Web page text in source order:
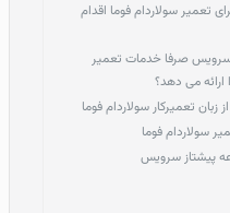
تعمیر سولاردام فوما اقدام
سرویس صرفا خدمات تعمیر
ارائه می دهد؟
زبان تعمیرکار سولاردام فوما
سولاردام فوما
پیشتاز سرویس